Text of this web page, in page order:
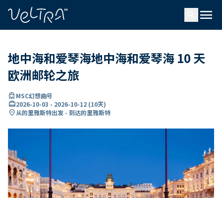
menu
地中海和爱琴海地中海和爱琴海 10 天
欧洲邮轮之旅
directions_boatMSC幻想曲号
card_travel2026-10-03 - 2026-10-12 (10天)
location_on从的里雅斯特出发 - 到达的里雅斯特